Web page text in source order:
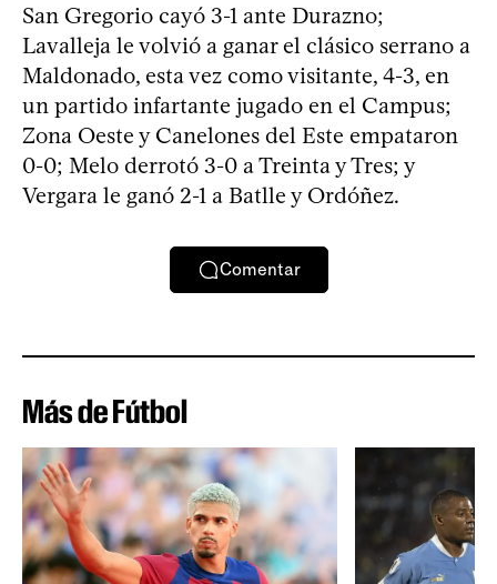
San Gregorio cayó 3-1 ante Durazno;
Lavalleja le volvió a ganar el clásico serrano a
Maldonado, esta vez como visitante, 4-3, en
un partido infartante jugado en el Campus;
Zona Oeste y Canelones del Este empataron
0-0; Melo derrotó 3-0 a Treinta y Tres; y
Vergara le ganó 2-1 a Batlle y Ordóñez.
Comentar
Más de Fútbol